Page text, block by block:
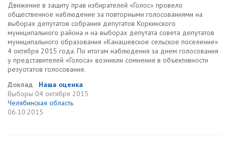
Движение в защиту прав избирателей «Голос» провело
общественное наблюдение за повторными голосованиями на
выборах депутатов собрания депутатов Коркинского
муниципального района и на выборах депутата совета депутатов
муниципального образования «Канашевское сельское поселение»
4 октября 2015 года. По итогам наблюдения за днем голосования
у представителей «Голоса» возникли сомнения в объективности
резуотатов голосования.
Доклад
Наша оценка
Выборы 04 октября 2015
Челябинская область
06.10.2015